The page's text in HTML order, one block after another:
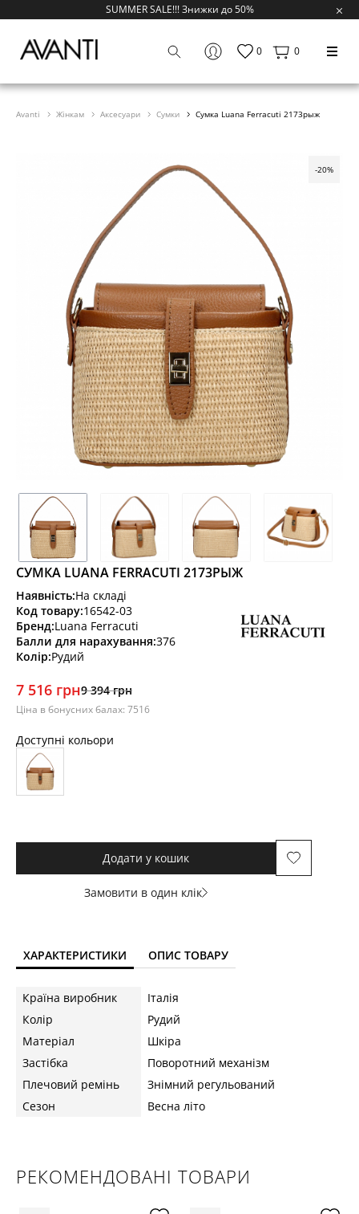
SUMMER SALE!!! Знижки до 50%
0 0
Avanti Жінкам Аксесуари Сумки Сумка Luana Ferracuti 2173рыж
-20%
СУМКА LUANA FERRACUTI 2173РЫЖ
Наявність:На складі
Код товару:16542-03
Бренд:Luana Ferracuti
Балли для нарахування:376
Колір:Рудий
Доступні кольори
7 516 грн9 394 грн
Ціна в бонусних балах: 7516
Додати у кошик
Замовити в один клік
ХАРАКТЕРИСТИКИ ОПИС ТОВАРУ
Країна виробник
Італія
Колір
Рудий
Матеріал
Шкіра
Застібка
Поворотний механізм
Плечовий ремінь
Знімний регульований
Сезон
Весна літо
РЕКОМЕНДОВАНІ ТОВАРИ